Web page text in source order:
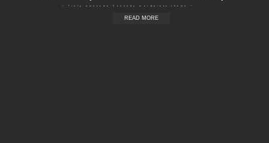
— Truly awesome Ronneby wordpress theme —
READ MORE